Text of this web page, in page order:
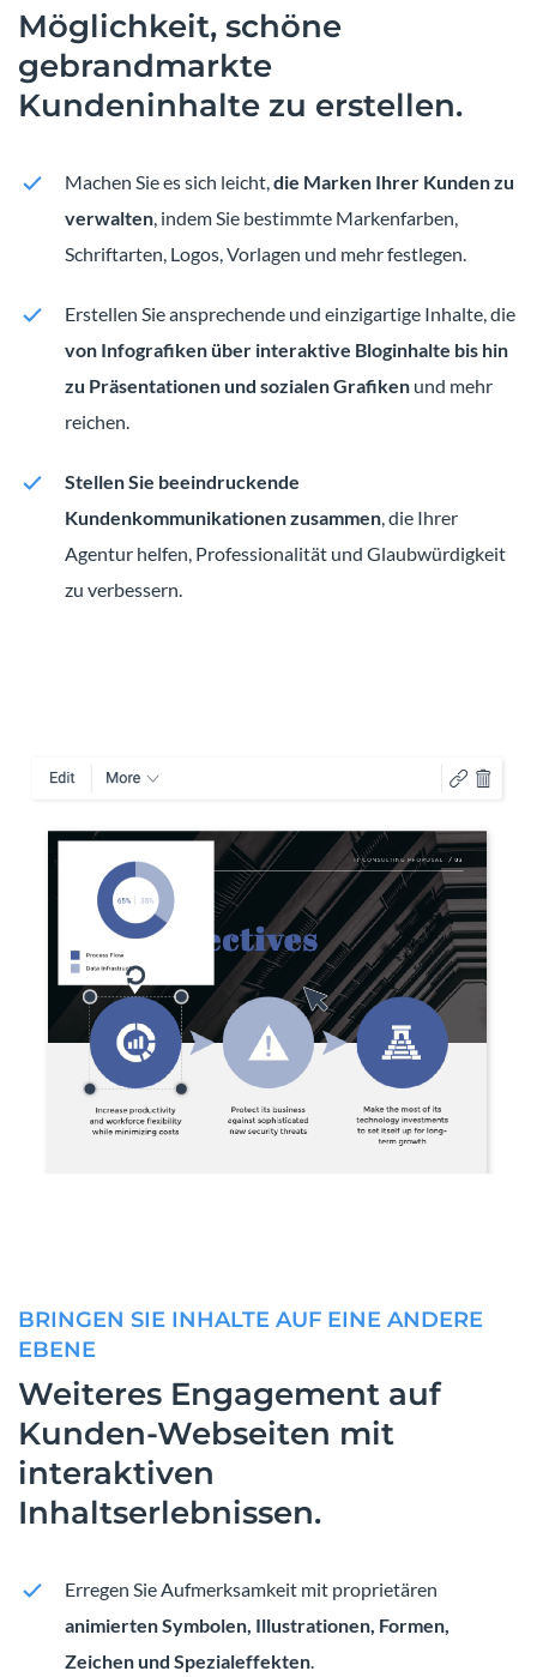
Möglichkeit, schöne
gebrandmarkte
Kundeninhalte zu erstellen.
Machen Sie es sich leicht, die Marken Ihrer Kunden zu
verwalten , indem Sie bestimmte Markenfarben,
Schriftarten, Logos, Vorlagen und mehr festlegen.
Erstellen Sie ansprechende und einzigartige Inhalte, die
von Infografiken über interaktive Bloginhalte bis hin
zu Präsentationen und sozialen Grafiken und mehr
reichen.
Stellen Sie beeindruckende
Kundenkommunikationen zusammen , die Ihrer
Agentur helfen, Professionalität und Glaubwürdigkeit
zu verbessern.
BRINGEN SIE INHALTE AUF EINE ANDERE
EBENE
Weiteres Engagement auf
Kunden-Webseiten mit
interaktiven
Inhaltserlebnissen.
Erregen Sie Aufmerksamkeit mit proprietären
animierten Symbolen, Illustrationen, Formen,
Zeichen und Spezialeffekten